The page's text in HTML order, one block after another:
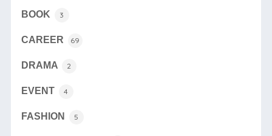
BOOK 3
CAREER 69
DRAMA 2
EVENT 4
FASHION 5